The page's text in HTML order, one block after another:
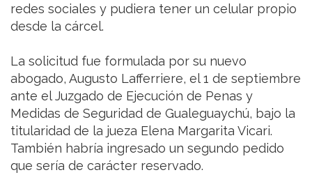
redes sociales y pudiera tener un celular propio
desde la cárcel.
La solicitud fue formulada por su nuevo
abogado, Augusto Lafferriere, el 1 de septiembre
ante el Juzgado de Ejecución de Penas y
Medidas de Seguridad de Gualeguaychú, bajo la
titularidad de la jueza Elena Margarita Vicari.
También habría ingresado un segundo pedido
que sería de carácter reservado.